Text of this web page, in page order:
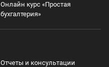
Онлайн курс «Простая
бухгалтерия»
Отчеты и консультации